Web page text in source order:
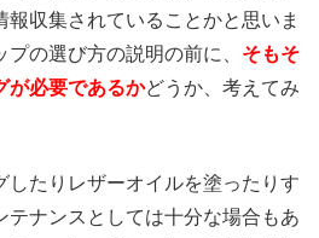
報収集されていることかと思いま
の選び方の説明の前に、 そもそ
が必要であるかどうか、考えてみ
したりレザーオイルを塗ったりす
テナンスとしては十分な場合もあ